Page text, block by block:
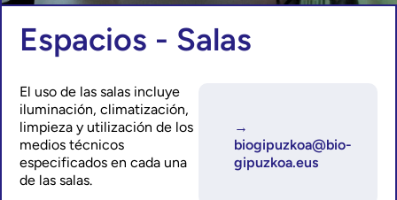
Espacios - Salas
El uso de las salas incluye
iluminación, climatización,
limpieza y utilización de los
medios técnicos
especificados en cada una
de las salas.
→
biogipuzkoa@bio-
gipuzkoa.eus